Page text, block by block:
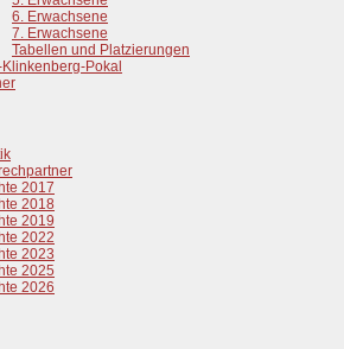
6. Erwachsene
7. Erwachsene
Tabellen und Platzierungen
Pokal
2017
2018
2019
2022
2023
2025
2026